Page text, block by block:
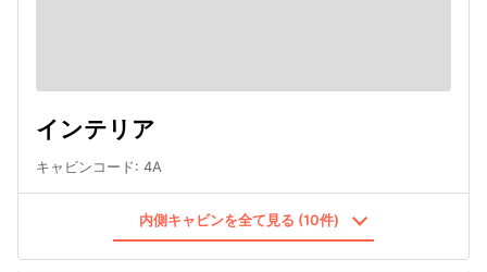
インテリア
キャビンコード: 4A
内側キャビンを全て見る (10件)